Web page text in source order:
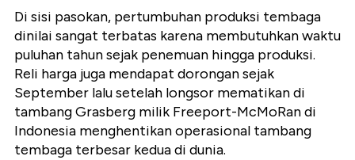
Di sisi pasokan, pertumbuhan produksi tembaga
dinilai sangat terbatas karena membutuhkan waktu
puluhan tahun sejak penemuan hingga produksi.
Reli harga juga mendapat dorongan sejak
September lalu setelah longsor mematikan di
tambang Grasberg milik Freeport-McMoRan di
Indonesia menghentikan operasional tambang
tembaga terbesar kedua di dunia.